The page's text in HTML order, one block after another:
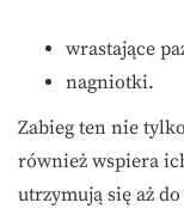
wrastające
nagniotki.
Zabieg ten nie
również wspiera
utrzymują się aż do